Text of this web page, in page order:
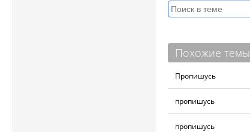
Похожие темы
Пропишусь
пропишусь
пропишусь